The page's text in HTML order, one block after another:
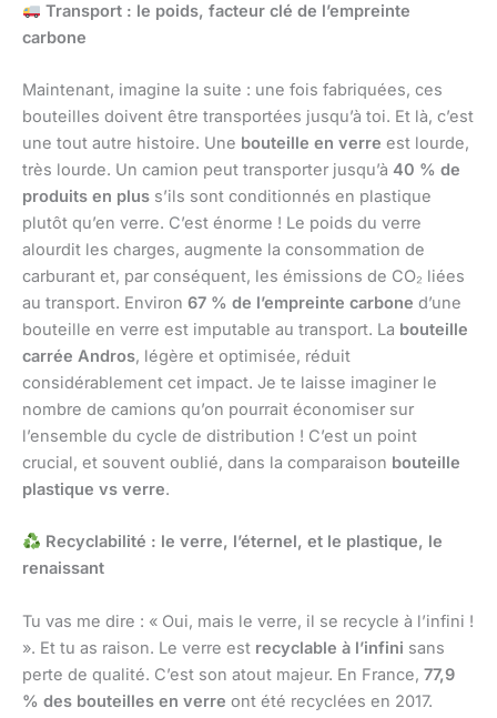
Transport : le poids, facteur clé de l’empreinte
carbone
Maintenant, imagine la suite : une fois fabriquées, ces
bouteilles doivent être transportées jusqu’à toi. Et là, c’est
une tout autre histoire. Une bouteille en verre est lourde,
très lourde. Un camion peut transporter jusqu’à 40 % de
produits en plus s’ils sont conditionnés en plastique
plutôt qu’en verre. C’est énorme ! Le poids du verre
alourdit les charges, augmente la consommation de
carburant et, par conséquent, les émissions de CO₂ liées
au transport. Environ 67 % de l’empreinte carbone d’une
bouteille en verre est imputable au transport. La bouteille
carrée Andros, légère et optimisée, réduit
considérablement cet impact. Je te laisse imaginer le
nombre de camions qu’on pourrait économiser sur
l’ensemble du cycle de distribution ! C’est un point
crucial, et souvent oublié, dans la comparaison bouteille
plastique vs verre.
Recyclabilité : le verre, l’éternel, et le plastique, le
renaissant
Tu vas me dire : « Oui, mais le verre, il se recycle à l’infini !
». Et tu as raison. Le verre est recyclable à l’infini sans
perte de qualité. C’est son atout majeur. En France, 77,9
% des bouteilles en verre ont été recyclées en 2017.